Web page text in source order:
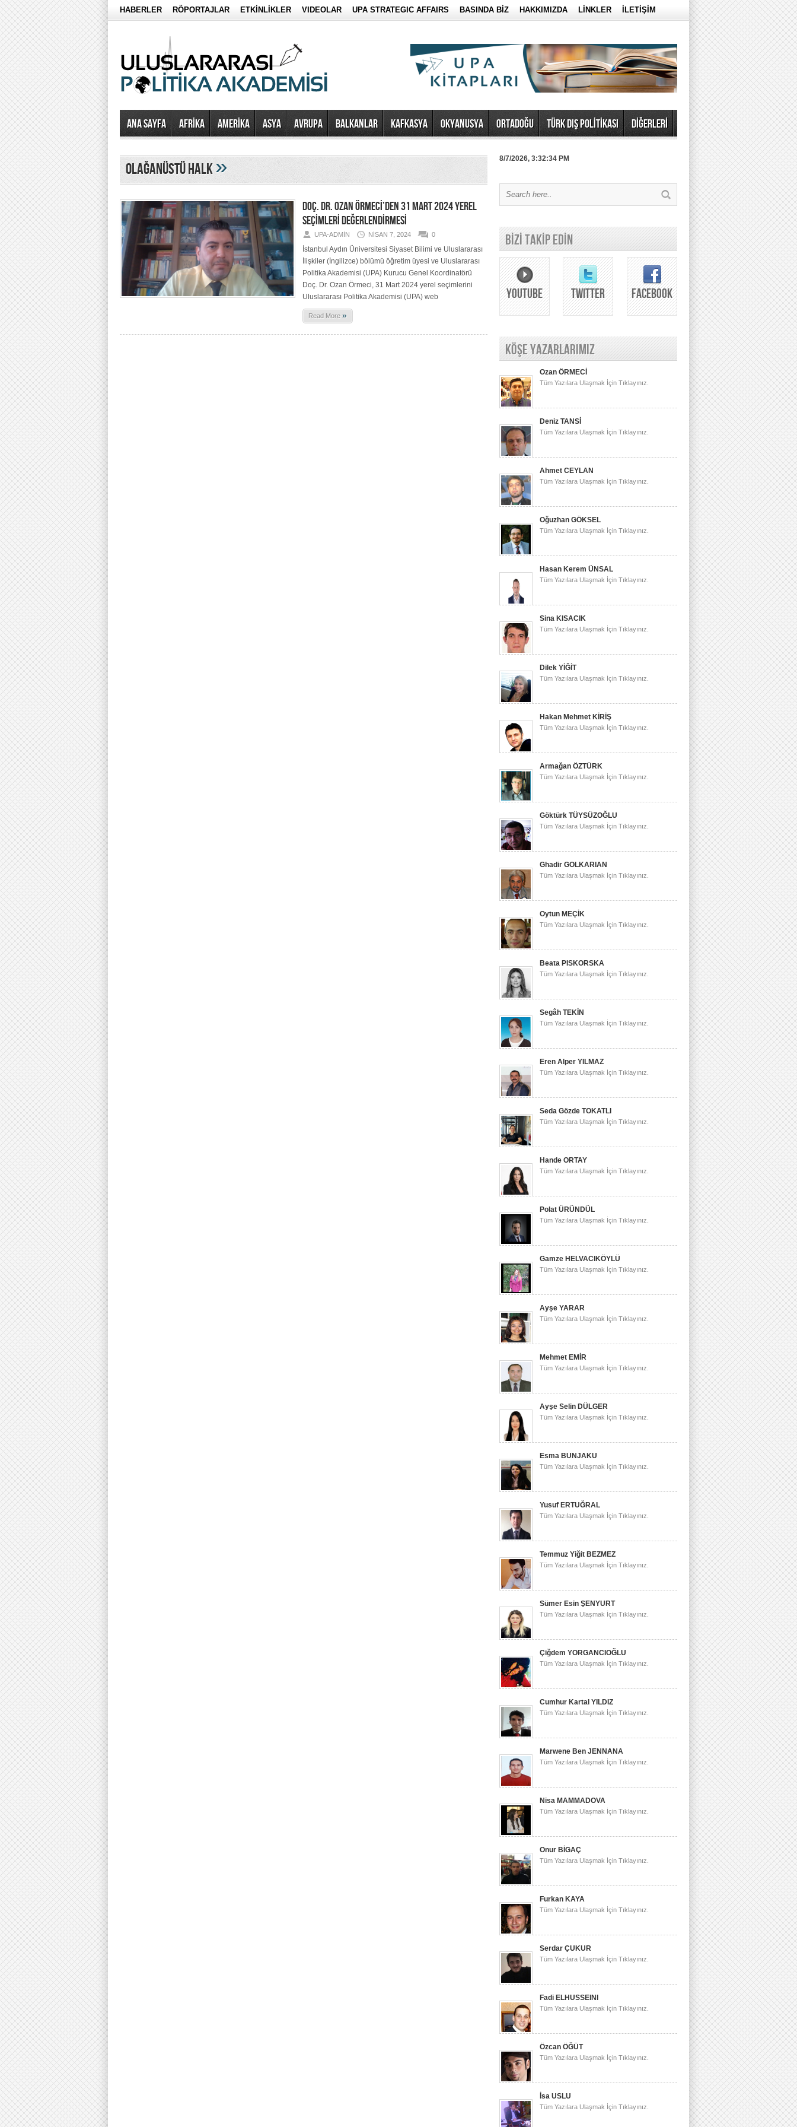
HABERLER RÖPORTAJLAR ETKİNLİKLER VIDEOLAR UPA STRATEGIC AFFAIRS BASINDA BİZ HAKKIMIZDA LİNKLER İLETİŞİM
Ana Sayfa AFRİKA AMERİKA ASYA AVRUPA BALKANLAR KAFKASYA OKYANUSYA ORTADOĞU TÜRK DIŞ POLİTİKASI DİĞERLERİ
olağanüstü halk»
DOÇ. DR. OZAN ÖRMECİ’DEN 31 MART 2024 YEREL
SEÇİMLERİ DEĞERLENDİRMESİ
UPA-ADMIN NISAN 7, 2024 0
İstanbul Aydın Üniversitesi Siyaset Bilimi ve Uluslararası
İlişkiler (İngilizce) bölümü öğretim üyesi ve Uluslararası
Politika Akademisi (UPA) Kurucu Genel Koordinatörü
Doç. Dr. Ozan Örmeci, 31 Mart 2024 yerel seçimlerini
Uluslararası Politika Akademisi (UPA) web
Read More »
8/7/2026, 3:32:34 PM
BİZİ TAKİP EDİN
YOUTUBE TWITTER FACEBOOK
KÖŞE YAZARLARIMIZ
Ozan ÖRMECİ
Tüm Yazılara Ulaşmak İçin Tıklayınız.
Deniz TANSİ
Tüm Yazılara Ulaşmak İçin Tıklayınız.
Ahmet CEYLAN
Tüm Yazılara Ulaşmak İçin Tıklayınız.
Oğuzhan GÖKSEL
Tüm Yazılara Ulaşmak İçin Tıklayınız.
Hasan Kerem ÜNSAL
Tüm Yazılara Ulaşmak İçin Tıklayınız.
Sina KISACIK
Tüm Yazılara Ulaşmak İçin Tıklayınız.
Dilek YİĞİT
Tüm Yazılara Ulaşmak İçin Tıklayınız.
Hakan Mehmet KİRİŞ
Tüm Yazılara Ulaşmak İçin Tıklayınız.
Armağan ÖZTÜRK
Tüm Yazılara Ulaşmak İçin Tıklayınız.
Göktürk TÜYSÜZOĞLU
Tüm Yazılara Ulaşmak İçin Tıklayınız.
Ghadir GOLKARIAN
Tüm Yazılara Ulaşmak İçin Tıklayınız.
Oytun MEÇİK
Tüm Yazılara Ulaşmak İçin Tıklayınız.
Beata PISKORSKA
Tüm Yazılara Ulaşmak İçin Tıklayınız.
Segâh TEKİN
Tüm Yazılara Ulaşmak İçin Tıklayınız.
Eren Alper YILMAZ
Tüm Yazılara Ulaşmak İçin Tıklayınız.
Seda Gözde TOKATLI
Tüm Yazılara Ulaşmak İçin Tıklayınız.
Hande ORTAY
Tüm Yazılara Ulaşmak İçin Tıklayınız.
Polat ÜRÜNDÜL
Tüm Yazılara Ulaşmak İçin Tıklayınız.
Gamze HELVACIKÖYLÜ
Tüm Yazılara Ulaşmak İçin Tıklayınız.
Ayşe YARAR
Tüm Yazılara Ulaşmak İçin Tıklayınız.
Mehmet EMİR
Tüm Yazılara Ulaşmak İçin Tıklayınız.
Ayşe Selin DÜLGER
Tüm Yazılara Ulaşmak İçin Tıklayınız.
Esma BUNJAKU
Tüm Yazılara Ulaşmak İçin Tıklayınız.
Yusuf ERTUĞRAL
Tüm Yazılara Ulaşmak İçin Tıklayınız.
Temmuz Yiğit BEZMEZ
Tüm Yazılara Ulaşmak İçin Tıklayınız.
Sümer Esin ŞENYURT
Tüm Yazılara Ulaşmak İçin Tıklayınız.
Çiğdem YORGANCIOĞLU
Tüm Yazılara Ulaşmak İçin Tıklayınız.
Cumhur Kartal YILDIZ
Tüm Yazılara Ulaşmak İçin Tıklayınız.
Marwene Ben JENNANA
Tüm Yazılara Ulaşmak İçin Tıklayınız.
Nisa MAMMADOVA
Tüm Yazılara Ulaşmak İçin Tıklayınız.
Onur BİGAÇ
Tüm Yazılara Ulaşmak İçin Tıklayınız.
Furkan KAYA
Tüm Yazılara Ulaşmak İçin Tıklayınız.
Serdar ÇUKUR
Tüm Yazılara Ulaşmak İçin Tıklayınız.
Fadi ELHUSSEINI
Tüm Yazılara Ulaşmak İçin Tıklayınız.
Özcan ÖĞÜT
Tüm Yazılara Ulaşmak İçin Tıklayınız.
İsa USLU
Tüm Yazılara Ulaşmak İçin Tıklayınız.